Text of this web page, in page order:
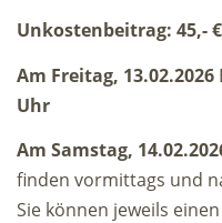
Unkostenbeitrag: 45,- €
Am Freitag, 13.02.2026
Uhr
Am Samstag,
finden vormittags und
Sie können jeweils